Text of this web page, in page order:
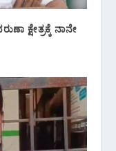
ಕ್ಷೇತ್ರಕ್ಕೆ ನಾನೇ